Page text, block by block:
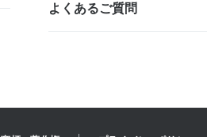
よくあるご質問